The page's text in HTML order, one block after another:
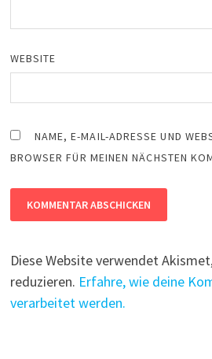
WEBSITE
NAME, E-MAIL-ADRESSE UND
BROWSER FÜR MEINEN NÄCHSTEN
Diese Website verwendet
reduzieren. Erfahre, wie deine
verarbeitet werden.